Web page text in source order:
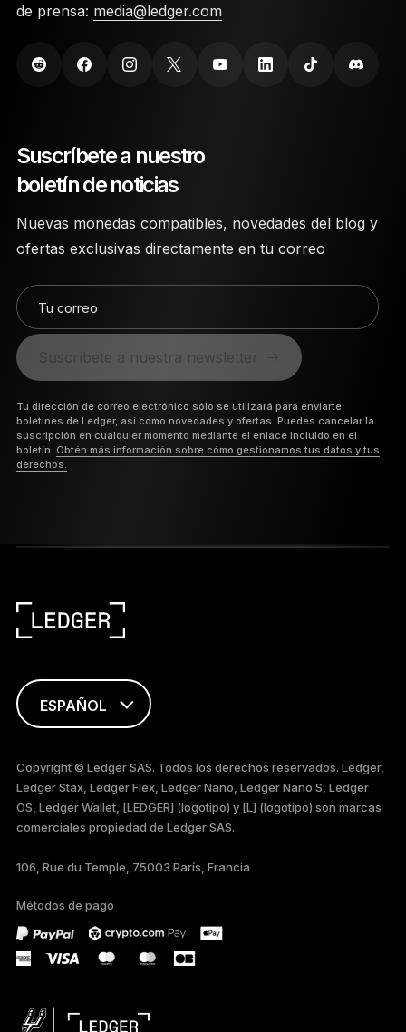
de prensa: media@ledger.com
Suscríbete a nuestro
boletín de noticias
Nuevas monedas compatibles, novedades del blog y
ofertas exclusivas directamente en tu correo
Tu correo
Tu dirección de correo electrónico sólo se utilizará para enviarte
boletines de Ledger, así como novedades y ofertas. Puedes cancelar la
suscripción en cualquier momento mediante el enlace incluido en el
boletín. Obtén más información sobre cómo gestionamos tus datos y tus
derechos.
ESPAÑOL
简体中文
العربية
Copyright © Ledger SAS. Todos los derechos reservados. Ledger,
Ledger Stax, Ledger Flex, Ledger Nano, Ledger Nano S, Ledger
OS, Ledger Wallet, [LEDGER] (logotipo) y [L] (logotipo) son marcas
comerciales propiedad de Ledger SAS.
106, Rue du Temple, 75003 París, Francia
Métodos de pago